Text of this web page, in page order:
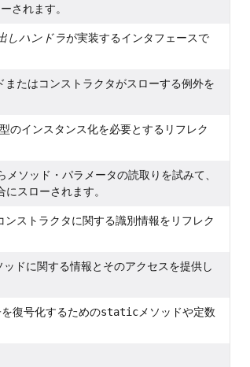
されます。
しハンドラが実装するインタフェースで
たはコンストラクタがスローする例外を
のインスタンス化を必要とするリフレク
メソッド・パラメータの読取りを試みて、
スローされます。
ストラクタに関する識別情報をリフレク
ドに関する情報とそのアクセスを提供し
復号化するためのstatic メソッドや定数